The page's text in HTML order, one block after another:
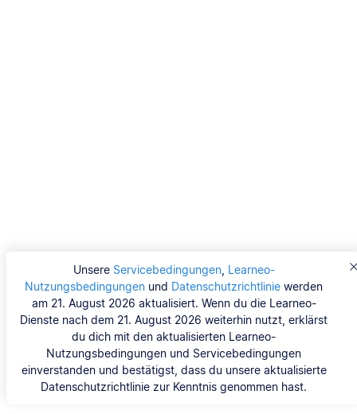
Unsere Servicebedingungen, Learneo-
Nutzungsbedingungen und Datenschutzrichtlinie werden
am 21. August 2026 aktualisiert. Wenn du die Learneo-
Dienste nach dem 21. August 2026 weiterhin nutzt, erklärst
du dich mit den aktualisierten Learneo-
Nutzungsbedingungen und Servicebedingungen
einverstanden und bestätigst, dass du unsere aktualisierte
Datenschutzrichtlinie zur Kenntnis genommen hast.